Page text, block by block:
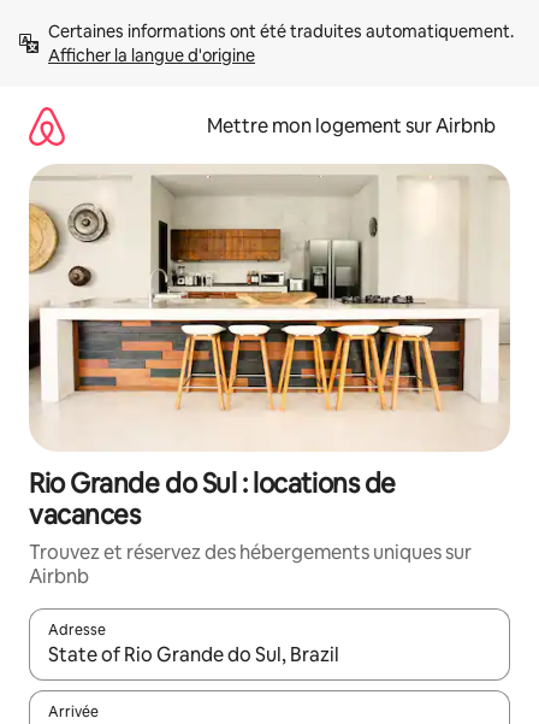
directement
Afficher la langue d'origine
Mettre mon logement sur Airbnb
Rio Grande do Sul : locations de
vacances
Trouvez et réservez des hébergements uniques sur
Airbnb
Adresse
Lorsque les résultats s'affichent, utilisez les flèches vers le
Arrivée